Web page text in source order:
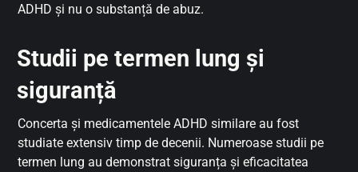
ADHD și nu o substanță de abuz.
Studii pe termen lung și
siguranță
Concerta și medicamentele ADHD similare au fost
studiate extensiv timp de decenii. Numeroase studii pe
termen lung au demonstrat siguranța și eficacitatea